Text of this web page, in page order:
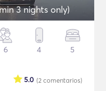
3 nights only)
6 4 5
(2 comentarios)
5.0